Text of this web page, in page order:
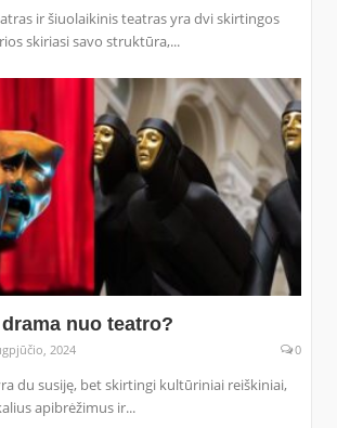
ir šiuolaikinis teatras yra dvi skirtingos
skiriasi savo struktūra,...
nuo teatro?
2024 0
du susiję, bet skirtingi kultūriniai reiškiniai,
apibrėžimus ir...